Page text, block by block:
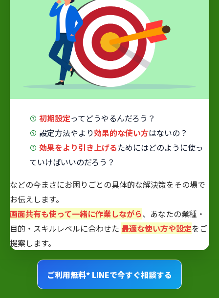
初期設定ってどうやるんだろう？
設定方法やより効果的な使い方はないの？
効果をより引き上げるためにはどのように使っ
ていけばいいのだろう？
などの今まさにお困りごとの具体的な解決策をその場で
お伝えします。
画面共有も使って一緒に作業しながら、あなたの業種・
目的・スキルレベルに合わせた 最適な使い方や設定をご
提案します。
ご利用無料* LINEで今すぐ相談する